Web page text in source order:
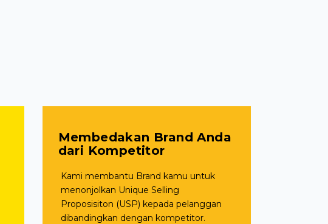
Membedakan Brand Anda
dari Kompetitor
Kami membantu Brand kamu untuk
menonjolkan Unique Selling
Proposisiton (USP) kepada pelanggan
dibandingkan dengan kompetitor.